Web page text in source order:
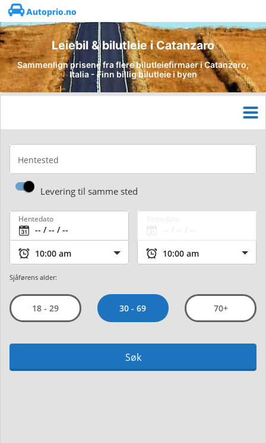
Autoprio.no
Leiebil & bilutleie i Catanzaro
Sammenlign prisene fra flere bilutleiefirmaer i Catanzaro,
Italia - Finn billig bilutleie i byen
Hentested
Levering til samme sted
Hentedato
Sjåførens alder:
18 - 29 30 - 69 70+
Søk